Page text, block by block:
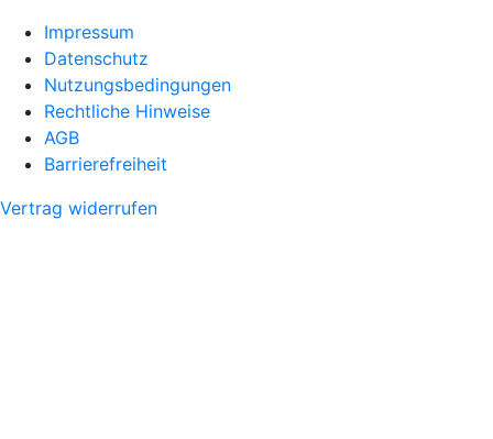
Impressum
Datenschutz
Nutzungsbedingungen
Rechtliche Hinweise
AGB
Barrierefreiheit
Vertrag widerrufen